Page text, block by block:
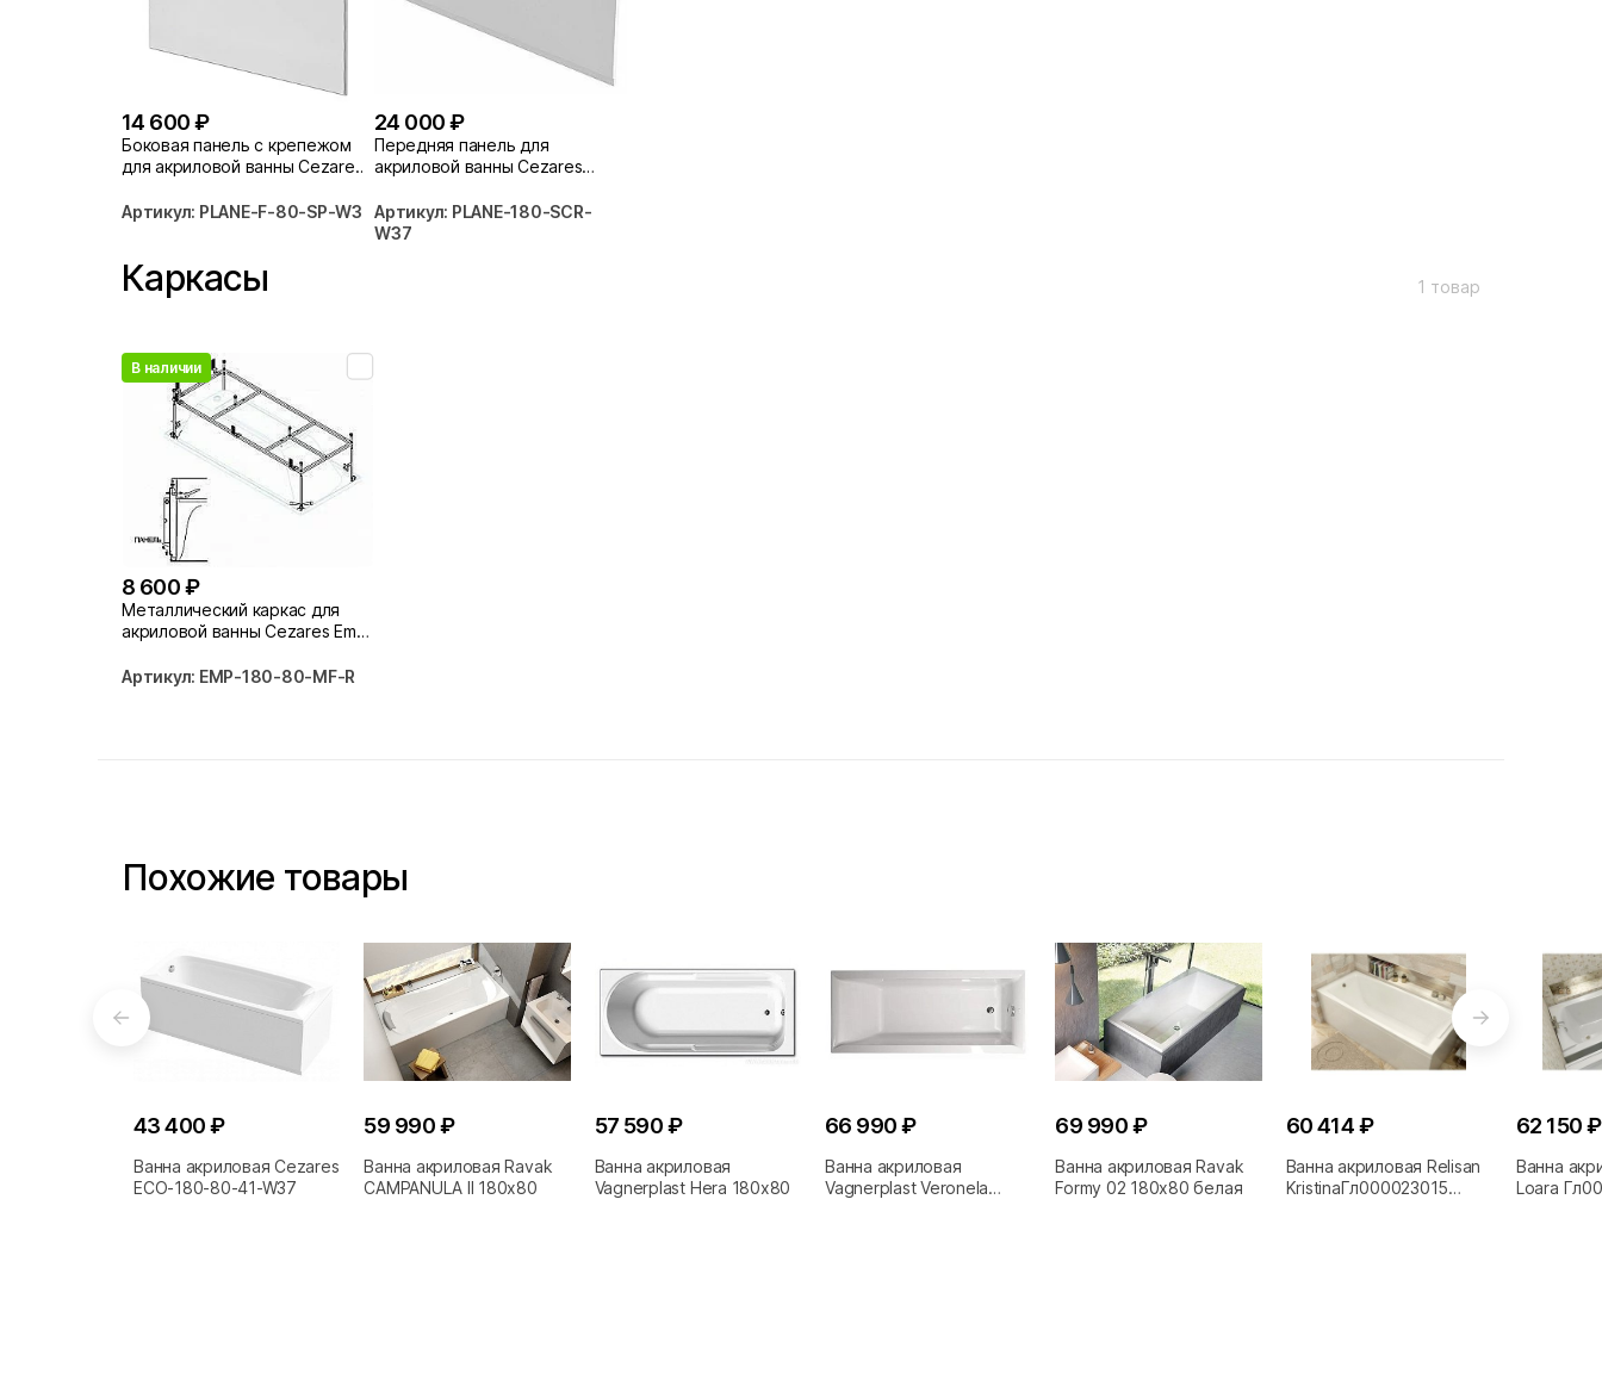
14 600 ₽
Боковая панель с крепежом
для акриловой ванны Cezares
Артикул: PLANE-F-80-SP-W37
24 000 ₽
Передняя панель для
акриловой ванны Cezares
Артикул: PLANE-180-SCR-
W37
Каркасы 1 товар
В наличии
8 600 ₽
Металлический каркас для
акриловой ванны Cezares Emp
Артикул: EMP-180-80-MF-R
Похожие товары
43 400 ₽
Ванна акриловая Cezares
ECO-180-80-41-W37
59 990 ₽
Ванна акриловая Ravak
CAMPANULA II 180x80
57 590 ₽
Ванна акриловая
Vagnerplast Hera 180x80
66 990 ₽
Ванна акриловая
Vagnerplast Veronela
69 990 ₽
Ванна акриловая Ravak
Formy 02 180x80 белая
60 414 ₽
Ванна акриловая Relisan
KristinaГл000023015
62 150 ₽
Ванна
Loara